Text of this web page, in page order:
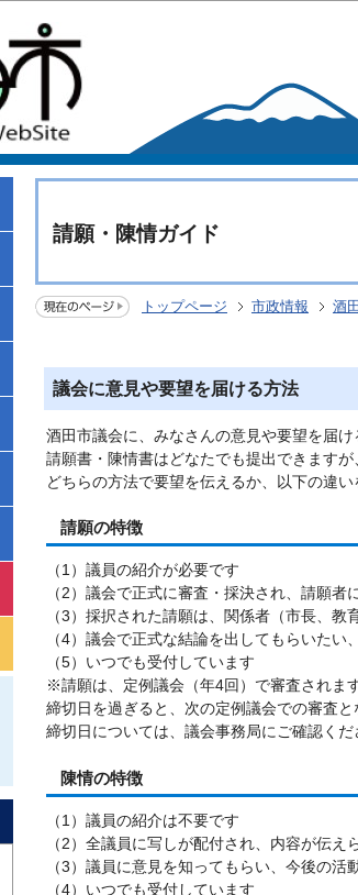
請願・陳情ガイド
トップページ 市政情報 酒
議会に意見や要望を届ける方法
酒田市議会に、みなさんの意見や要望を届
請願書・陳情書はどなたでも提出できますが
どちらの方法で要望を伝えるか、以下の違い
請願の特徴
（1）議員の紹介が必要です
（2）議会で正式に審査・採決され、請願者
（3）採択された請願は、関係者（市長、
（4）議会で正式な結論を出してもらいた
（5）いつでも受付しています
※請願は、定例議会（年4回）で審査されま
締切日を過ぎると、次の定例議会での審査と
締切日については、議会事務局にご確認くだ
陳情の特徴
（1）議員の紹介は不要です
（2）全議員に写しが配付され、内容が伝え
（3）議員に意見を知ってもらい、今後の
（4）いつでも受付しています